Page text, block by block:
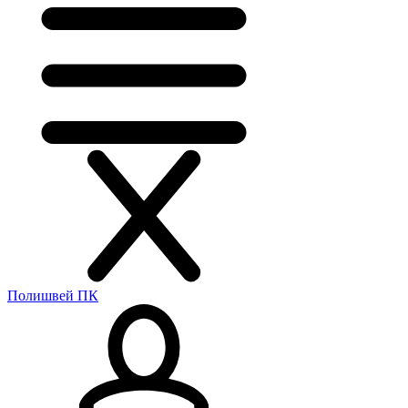
Полишвей ПК